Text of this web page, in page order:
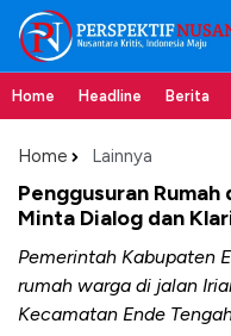
Home Headline Berita
Home Lainnya
Penggusuran Rumah
Minta Dialog dan
Pemerintah Kabupaten
rumah warga di jalan
Kecamatan Ende